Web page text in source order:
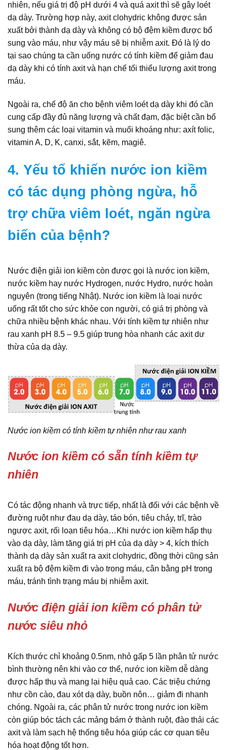
nhiên, nếu giá trị độ pH dưới 4 và quá axit thì sẽ gây loét
dạ dày. Trường hợp này, axit clohydric không được sản
xuất bởi thành dạ dày và không có bộ đệm kiềm được bổ
sung vào máu, như vậy máu sẽ bị nhiễm axit. Đó là lý do
tại sao chúng ta cần uống nước có tính kiềm để giảm đau
dạ dày khi có tính axit và hạn chế tối thiểu lượng axit trong
máu.
Ngoài ra, chế độ ăn cho bệnh viêm loét dạ dày khi đó cần
cung cấp đầy đủ năng lượng và chất đạm, đặc biệt cần bổ
sung thêm các loại vitamin và muối khoáng như: axít folic,
vitamin A, D, K, canxi, sắt, kẽm, magiê.
4. Yếu tố khiến nước ion kiềm
có tác dụng phòng ngừa, hỗ
trợ chữa viêm loét, ngăn ngừa
biến của bệnh?
Nước điện giải ion kiềm còn được gọi là nước ion kiềm,
nước kiềm hay nước Hydrogen, nước Hydro, nước hoàn
nguyên (trong tiếng Nhật). Nước ion kiềm là loại nước
uống rất tốt cho sức khỏe con người, có giá trị phòng và
chữa nhiều bệnh khác nhau. Với tính kiềm tự nhiên như
rau xanh pH 8.5 – 9.5 giúp trung hòa nhanh các axit dư
thừa của dạ dày.
Nước ion kiềm có tính kiềm tự nhiên như rau xanh
Nước ion kiềm có sẵn tính kiềm tự
nhiên
Có tác động nhanh và trực tiếp, nhất là đối với các bệnh về
đường ruột như đau dạ dày, táo bón, tiêu chảy, trĩ, trào
ngược axit, rối loạn tiêu hóa…Khi nước ion kiềm hấp thụ
vào dạ dày, làm tăng giá trị pH của dạ dày > 4, kích thích
thành dạ dày sản xuất ra axit clohydric, đồng thời cũng sản
xuất ra bộ đệm kiềm đi vào trong máu, cân bằng pH trong
máu, tránh tình trạng máu bị nhiễm axit.
Nước điện giải ion kiềm có phân tử
nước siêu nhỏ
Kích thước chỉ khoảng 0.5nm, nhỏ gấp 5 lần phân tử nước
bình thường nên khi vào cơ thể, nước ion kiềm dễ dàng
được hấp thụ và mang lại hiệu quả cao. Các triệu chứng
như cồn cào, đau xót dạ dày, buồn nôn… giảm đi nhanh
chóng. Ngoài ra, các phân tử nước trong nước ion kiềm
còn giúp bóc tách các mảng bám ở thành ruột, đào thải các
axit và làm sạch hệ thống tiêu hóa giúp các cơ quan tiêu
hóa hoạt động tốt hơn.